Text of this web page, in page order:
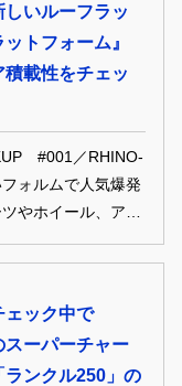
いルーフラッ
トフォーム』
載性をチェッ
#001／RHINO-
ォルムで人気爆発
やホイール、アウ
作り込んでいける
るランクル250界
ェック中で
ーパーチャー
ランクル250」の